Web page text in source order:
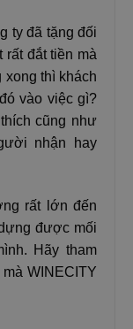
ty đã tặng đối
rất đắt tiền mà
xong thì khách
vào việc gì?
cũng như
nhận hay
rất lớn đến
được mối
Hãy tham
WINECITY